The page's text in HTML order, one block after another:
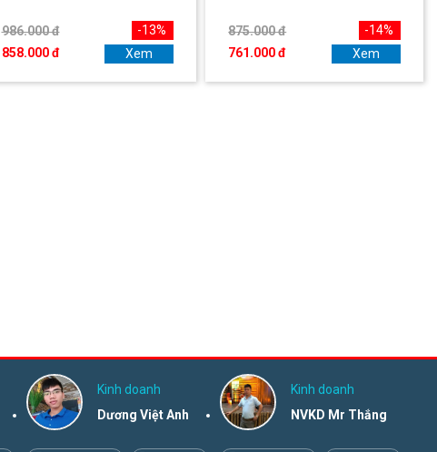
986.000 đ
858.000 đ
-13%
Xem
875.000 đ
761.000 đ
-14%
Xem
Kinh doanh
Dương Việt Anh
Kinh doanh
NVKD Mr Thắng